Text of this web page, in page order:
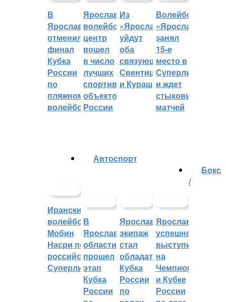
В
Ярославле
отменили
финал
Кубка
России
по
пляжному
волейболу
Ярославский
волейбольный
центр
вошел
в число
лучших
спортивных
объектов
России
Из
«Ярославича»
уйдут
оба
связующих:
Свентицкис
и Кураш
Волейбольный
«Ярославич»
занял
15-е
место в
Суперлиге
и ждет
стыковых
матчей
Иранский
волейболист
Мобин
Насри покинет
российскую
Суперлигу
Автоспорт
В
Ярославской
области
прошел
этап
Кубка
России
Ярославский
экипаж
стал
обладателем
Кубка
России
по
Ярославцы
успешно
выступили
на
Чемпионате
и Кубке
России
Бокс
/